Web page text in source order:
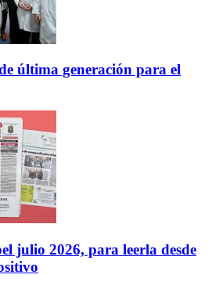
última generación para el
julio 2026, para leerla desde